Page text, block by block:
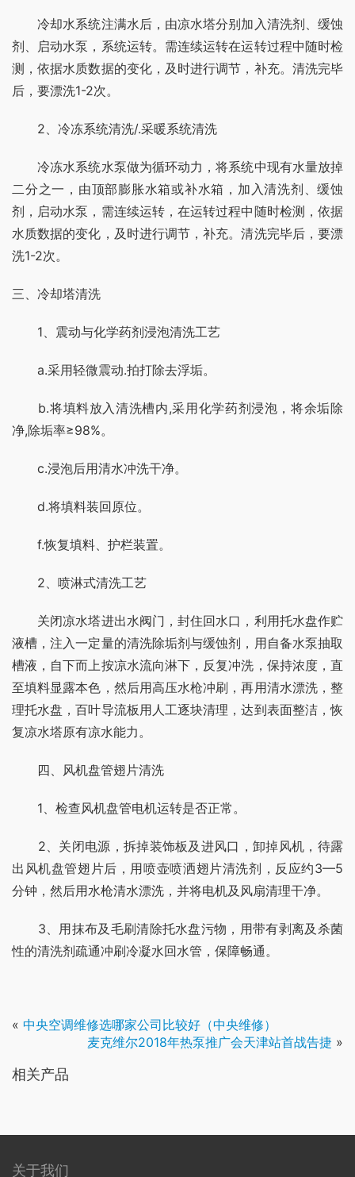
冷却水系统注满水后，由凉水塔分别加入清洗剂、缓蚀
剂、启动水泵，系统运转。需连续运转在运转过程中随时检
测，依据水质数据的变化，及时进行调节，补充。清洗完毕
后，要漂洗1-2次。
2、冷冻系统清洗/.采暖系统清洗
冷冻水系统水泵做为循环动力，将系统中现有水量放掉
二分之一，由顶部膨胀水箱或补水箱，加入清洗剂、缓蚀
剂，启动水泵，需连续运转，在运转过程中随时检测，依据
水质数据的变化，及时进行调节，补充。清洗完毕后，要漂
洗1-2次。
三、冷却塔清洗
1、震动与化学药剂浸泡清洗工艺
a.采用轻微震动.拍打除去浮垢。
b.将填料放入清洗槽内,采用化学药剂浸泡，将余垢除
净,除垢率≥98%。
c.浸泡后用清水冲洗干净。
d.将填料装回原位。
f.恢复填料、护栏装置。
2、喷淋式清洗工艺
关闭凉水塔进出水阀门，封住回水口，利用托水盘作贮
液槽，注入一定量的清洗除垢剂与缓蚀剂，用自备水泵抽取
槽液，自下而上按凉水流向淋下，反复冲洗，保持浓度，直
至填料显露本色，然后用高压水枪冲刷，再用清水漂洗，整
理托水盘，百叶导流板用人工逐块清理，达到表面整洁，恢
复凉水塔原有凉水能力。
四、风机盘管翅片清洗
1、检查风机盘管电机运转是否正常。
2、关闭电源，拆掉装饰板及进风口，卸掉风机，待露
出风机盘管翅片后，用喷壶喷洒翅片清洗剂，反应约3—5
分钟，然后用水枪清水漂洗，并将电机及风扇清理干净。
3、用抹布及毛刷清除托水盘污物，用带有剥离及杀菌
性的清洗剂疏通冲刷冷凝水回水管，保障畅通。
« 中央空调维修选哪家公司比较好（中央维修）
麦克维尔2018年热泵推广会天津站首战告捷 »
相关产品
关于我们